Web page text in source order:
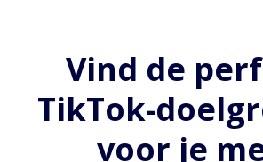
Vind de
TikTok-
voor je